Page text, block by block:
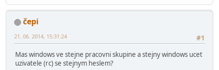
####### Authentication #######
security = user
passdb backend = tdbsam
passwd program = /usr/bin/passwd %u
passwd chat = *Enter\snew\s*\spassword:* %n\n
čepi
#1
21. 06. 2014, 15:31:24
Mas windows ve stejne pracovni skupine a stejny windows ucet
uzivatele (rc) se stejnym heslem?